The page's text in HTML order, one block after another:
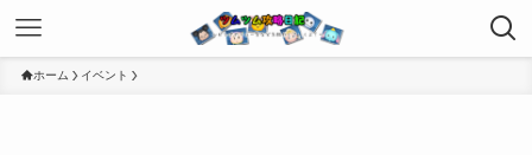
ホーム イベント